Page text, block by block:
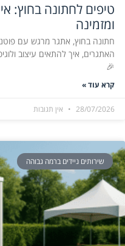
טיפים לחתונה בחוץ:
ומזמינה
חתונה בחוץ, אתגר מרגש עם
האתגרים, איך להתאים עיצוב
🎉
קרא עוד »
28/07/2026 אין תגובות
שירותים ניידים ברמה גבוהה